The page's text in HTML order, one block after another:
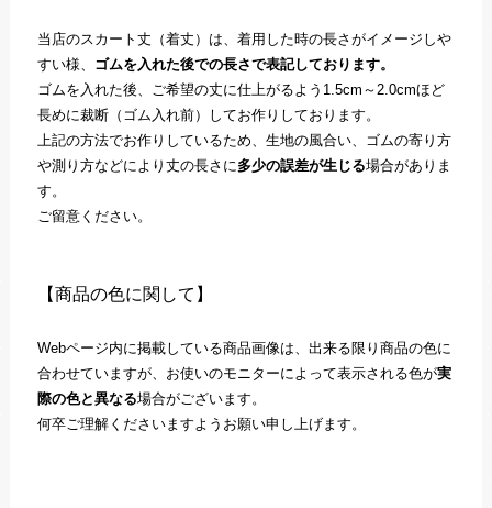
当店のスカート丈（着丈）は、着用した時の長さがイメージしや
すい様、 ゴムを入れた後での長さで表記しております。
ゴムを入れた後、ご希望の丈に仕上がるよう1.5cm～2.0cmほど
長めに裁断（ゴム入れ前）してお作りしております。
上記の方法でお作りしているため、生地の風合い、ゴムの寄り方
や測り方などにより丈の長さに多少の誤差が生じる場合がありま
す。
ご留意ください。
【商品の色に関して】
Webページ内に掲載している商品画像は、出来る限り商品の色に
合わせていますが、お使いのモニターによって表示される色が実
際の色と異なる場合がございます。
何卒ご理解くださいますようお願い申し上げます。